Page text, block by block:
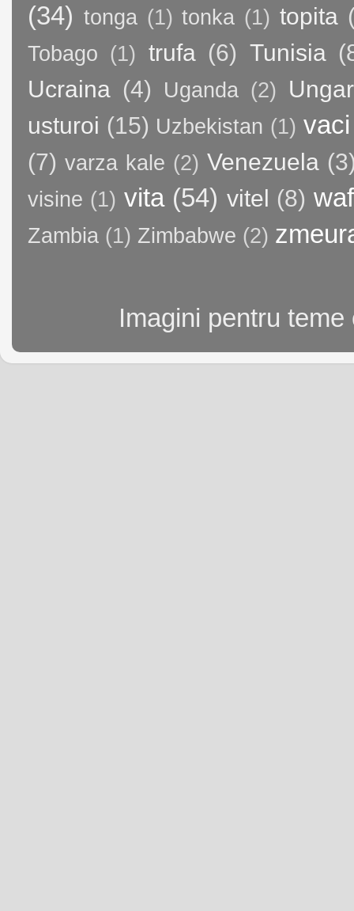
(34) tonga (1) tonka (1) topita
Tobago (1) trufa (6) Tunisia
Ucraina (4) Uganda (2)
usturoi (15) Uzbekistan (1) vaci
(7) varza kale (2) Venezuela
visine (1) vita (54) vitel (8)
Zambia (1) Zimbabwe (2)
Imagini pentru